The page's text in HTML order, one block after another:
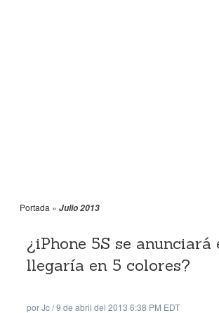
Portada » Julio 2013
¿iPhone 5S se
llegaría en 5 colores?
porJc/9 de abril del 2013 6:38 PM EDT